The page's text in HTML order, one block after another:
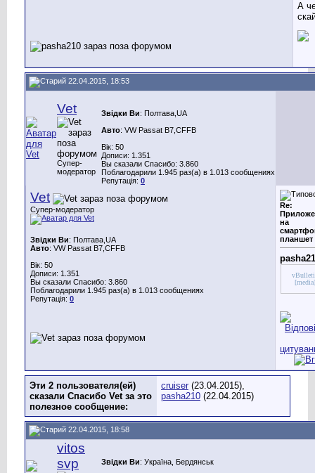
А
22.04.2015, 18:53
Vet
Супер-
модератор
Звідки Ви: Полтава,UA
Авто: VW Passat B7,CFFB
Вік: 50
Дописи: 1.351
Вы сказали Спасибо: 3.860
Поблагодарили 1.945 раз(а) в 1.013 сообщениях
Репутація: 0
Vet
Супер-модератор
Звідки Ви: Полтава,UA
Авто: VW Passat B7,CFFB
Вік: 50
Дописи: 1.351
Вы сказали Спасибо: 3.860
Поблагодарили 1.945 раз(а) в 1.013 сообщениях
Репутація: 0
Re:
на
планшет
[media]
Эти 2 пользователя(ей)
сказали Спасибо Vet за это
полезное сообщение:
cruiser (23.04.2015),
pasha210 (22.04.2015)
22.04.2015, 18:58
vitos
svp
Звідки Ви: Україна, Бердянськ